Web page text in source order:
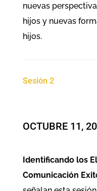
nuevas
hijos y nuevas
hijos.
Sesión 2
OCTUBRE 11,
Identificando los
Comunicación